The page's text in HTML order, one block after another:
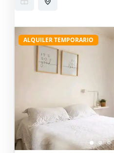
ALQUILER TEMPORARIO